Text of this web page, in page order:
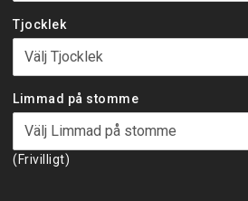
Tjocklek
Limmad på stomme
(Frivilligt)